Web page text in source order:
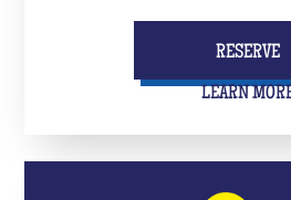
RESERVE
LEARN